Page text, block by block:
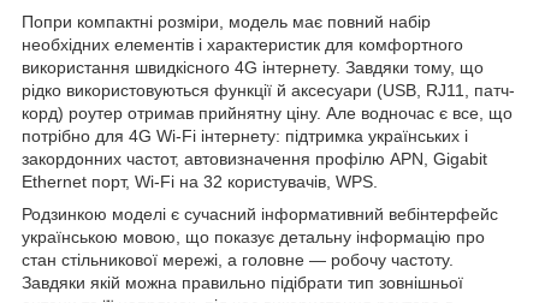
Попри компактні розміри, модель має повний набір
необхідних елементів і характеристик для комфортного
використання швидкісного 4G інтернету. Завдяки тому, що
рідко використовуються функції й аксесуари (USB, RJ11, патч-
корд) роутер отримав прийнятну ціну. Але водночас є все, що
потрібно для 4G Wi-Fi інтернету: підтримка українських і
закордонних частот, автовизначення профілю APN, Gigabit
Ethernet порт, Wi-Fi на 32 користувачів, WPS.
Родзинкою моделі є сучасний інформативний вебінтерфейс
українською мовою, що показує детальну інформацію про
стан стільникової мережі, а головне — робочу частоту.
Завдяки якій можна правильно підібрати тип зовнішньої